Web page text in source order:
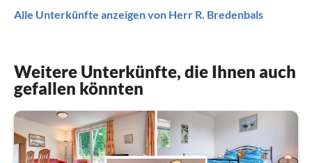
Alle Unterkünfte anzeigen von Herr R. Bredenbals
Weitere Unterkünfte, die Ihnen auch
gefallen könnten